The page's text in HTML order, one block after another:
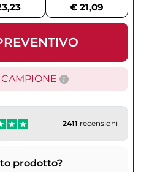
€ 21,09
2411 recensioni
prodotto?